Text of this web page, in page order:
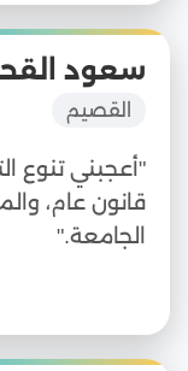
سعود
القصيم
"أعجبني تنوع
قانون عام،
الجامعة."